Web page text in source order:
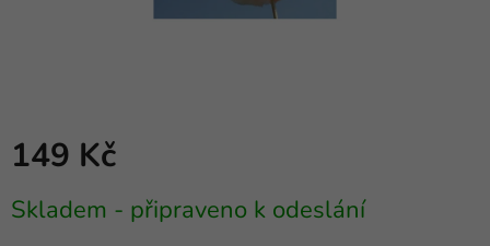
149 Kč
cena:
Skladem - připraveno k odeslání